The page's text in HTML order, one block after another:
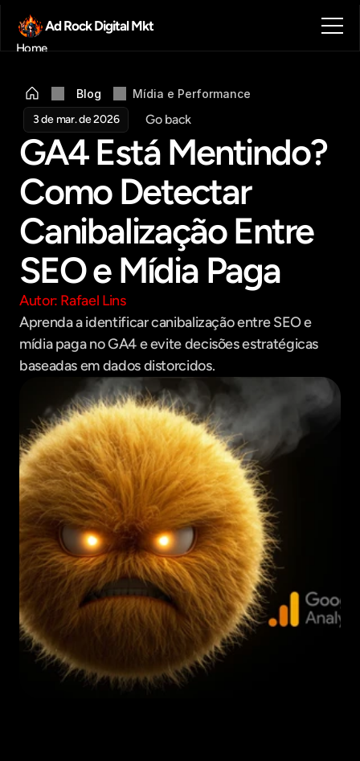
Ad Rock Digital Mkt
Home
Blog
Contato
Get in touch
Blog
Mídia e Performance
3 de mar. de 2026
Go back
GA4 Está Mentindo?
Como Detectar
Canibalização Entre
SEO e Mídia Paga
Autor: Rafael Lins
Aprenda a identificar canibalização entre SEO e
mídia paga no GA4 e evite decisões estratégicas
baseadas em dados distorcidos.